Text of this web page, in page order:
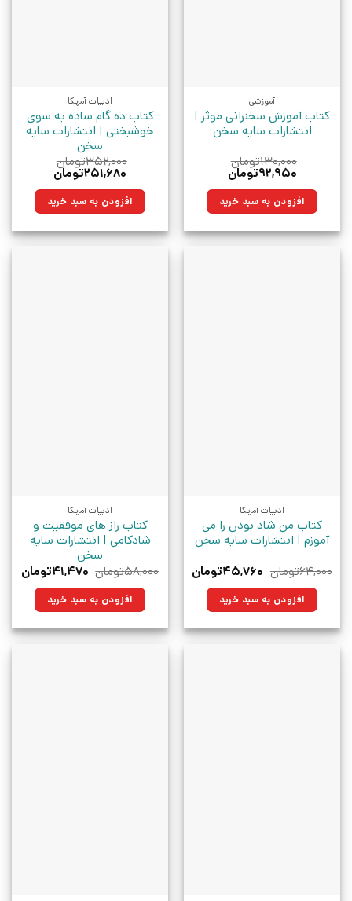
آموزشی
کتاب آموزش سخنرانی موثر |
انتشارات سایه سخن
۱۳۰,۰۰۰تومان
قیمت
۱۳۰,۰۰۰تومان
بود.
۹۲,۹۵۰تومان
۹۲,۹۵۰تومان.افزودن به سبد خرید
ادبیات آمریکا
کتاب ده گام ساده به سوی
خوشبختی | انتشارات سایه
سخن
۳۵۲,۰۰۰تومان
قیمت
۳۵۲,۰۰۰تومان
بود.
۲۵۱,۶۸۰تومان
۲۵۱,۶۸۰تومان.افزودن به سبد خرید
ادبیات آمریکا
کتاب من شاد بودن را می
آموزم | انتشارات سایه سخن
۶۴,۰۰۰تومان قیمت
۶۴,۰۰۰تومان
بود.
۴۵,۷۶۰تومانقیمت
فعلی:
افزودن به سبد خرید
ادبیات آمریکا
کتاب راز های موفقیت و
شادکامی | انتشارات سایه
سخن
۵۸,۰۰۰تومان قیمت
۵۸,۰۰۰تومان
بود.
۴۱,۴۷۰تومان
افزودن به سبد خرید